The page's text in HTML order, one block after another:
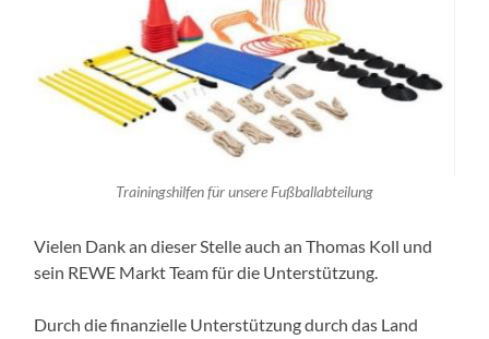
Trainingshilfen für unsere Fußballabteilung
Vielen Dank an dieser Stelle auch an Thomas Koll und
sein REWE Markt Team für die Unterstützung.
Durch die finanzielle Unterstützung durch das Land